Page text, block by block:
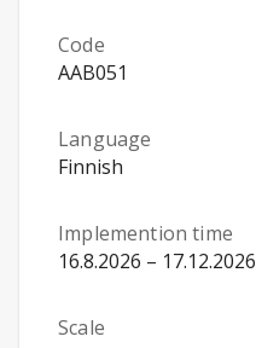
Code
AAB051
Language
Finnish
Implemention time
16.8.2026 – 17.12.2026
Scale